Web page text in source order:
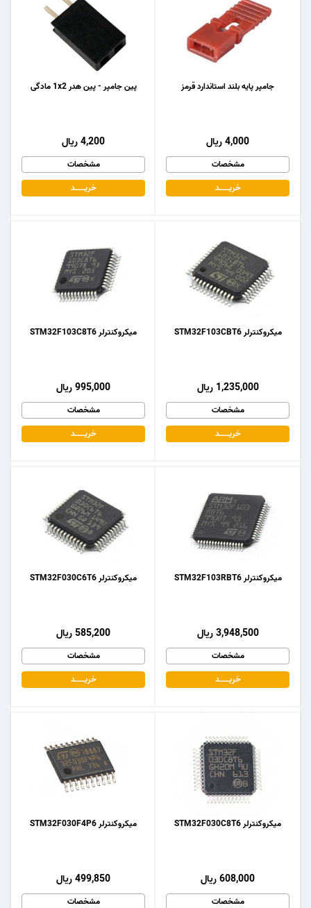
پین جامپر - پین هدر 1x2 مادگی
4,200 ریال
مشخصات
خریـــــــد
جامپر پایه بلند استاندارد قرمز
4,000 ریال
مشخصات
خریـــــــد
میکروکنترلر STM32F103C8T6
995,000 ریال
مشخصات
خریـــــــد
میکروکنترلر STM32F103CBT6
1,235,000 ریال
مشخصات
خریـــــــد
میکروکنترلر STM32F030C6T6
585,200 ریال
مشخصات
خریـــــــد
میکروکنترلر STM32F103RBT6
3,948,500 ریال
مشخصات
خریـــــــد
میکروکنترلر STM32F030F4P6
499,850 ریال
مشخصات
میکروکنترلر STM32F030C8T6
608,000 ریال
مشخصات